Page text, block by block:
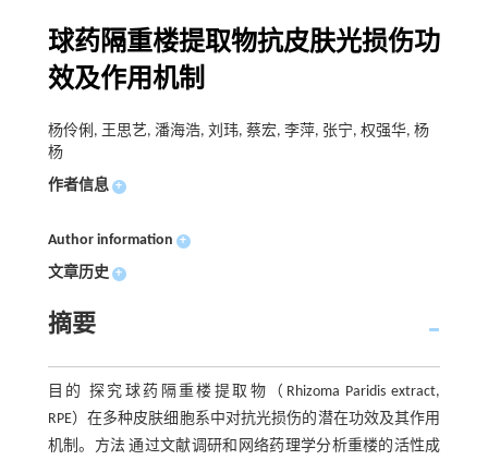
球药隔重楼提取物抗皮肤光损伤功
效及作用机制
杨伶俐, 王思艺, 潘海浩, 刘玮, 蔡宏, 李萍, 张宁, 权强华, 杨
杨
作者信息 +
Author information +
文章历史 +
摘要
目的 探究球药隔重楼提取物（Rhizoma Paridis extract,
RPE）在多种皮肤细胞系中对抗光损伤的潜在功效及其作用
机制。方法 通过文献调研和网络药理学分析重楼的活性成